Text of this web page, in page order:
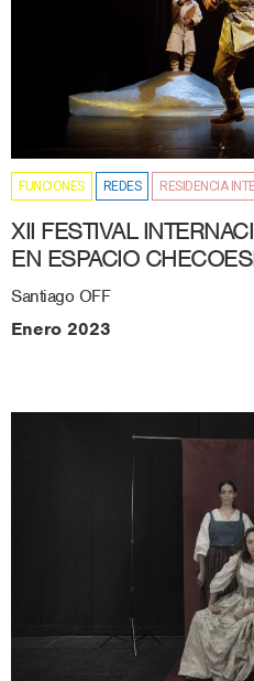
FUNCIONES REDES RESIDENCIA
XII FESTIVAL
EN ESPACIO
Santiago OFF
Enero 2023